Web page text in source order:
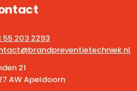
55 203 2293
21
AW Apeldoorn